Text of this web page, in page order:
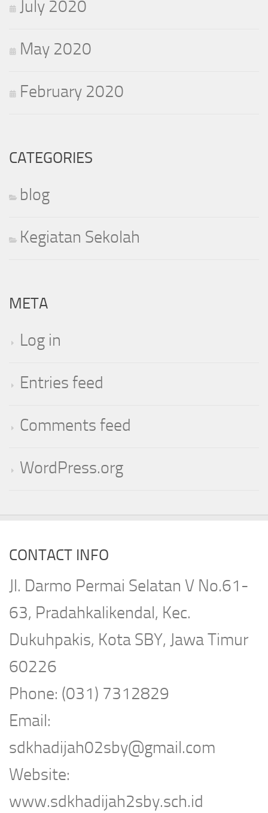
July 2020
May 2020
February 2020
CATEGORIES
blog
Kegiatan Sekolah
META
Log in
Entries feed
Comments feed
WordPress.org
CONTACT INFO
Jl. Darmo Permai Selatan V No.61-
63, Pradahkalikendal, Kec.
Dukuhpakis, Kota SBY, Jawa Timur
60226
Phone: (031) 7312829
Email:
sdkhadijah02sby@gmail.com
Website:
www.sdkhadijah2sby.sch.id